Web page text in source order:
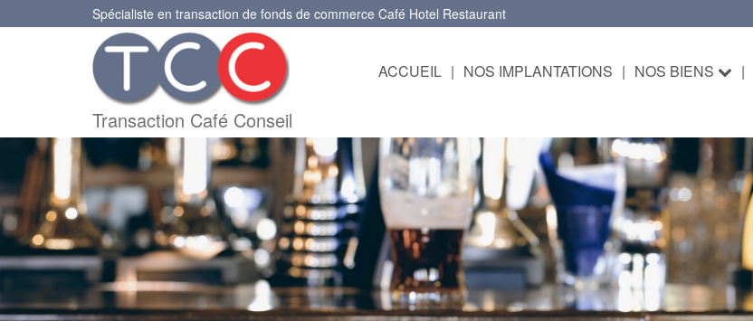
Spécialiste en transaction de fonds de commerce Café Hotel Restaurant
Transaction Café Conseil
ACCUEIL | NOS IMPLANTATIONS | NOS BIENS |